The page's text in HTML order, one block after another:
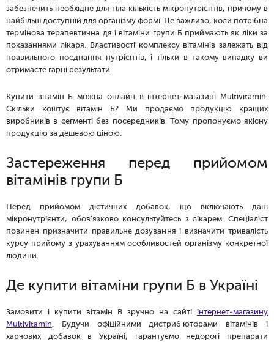
забезпечить необхідне для тіла кількість мікронутрієнтів, причому в
найбільш доступній для організму формі. Це важливо, коли потрібна
термінова терапевтична дя і вітаміни групи Б приймають як ліки за
показаннями лікаря. Властивості комплексу вітамінів залежать від
правильного поєднання нутрієнтів, і тільки в такому випадку ви
отримаєте гарні результати.
Купити вітамін Б можна онлайн в інтернет-магазині Multivitamin.
Скільки коштує вітамін Б? Ми продаємо продукцію кращих
виробників в сегменті без посередників. Тому пропонуємо якісну
продукцію за дешевою ціною.
Застереження перед прийомом
вітамінів групи Б
Перед прийомом дієтичних добавок, що включають дані
мікронутрієнти, обов'язково консультуйтесь з лікарем. Спеціаліст
повинен призначити правильне дозування і визначити тривалість
курсу прийому з урахуванням особливостей організму конкретної
людини.
Де купити вітаміни групи Б в Україні
Замовити і купити вітамін B зручно на сайті інтернет-магазину
Multivitamin. Будучи офіційними дистриб'юторами вітамінів і
харчових добавок в Україні, гарантуємо недорогі препарати